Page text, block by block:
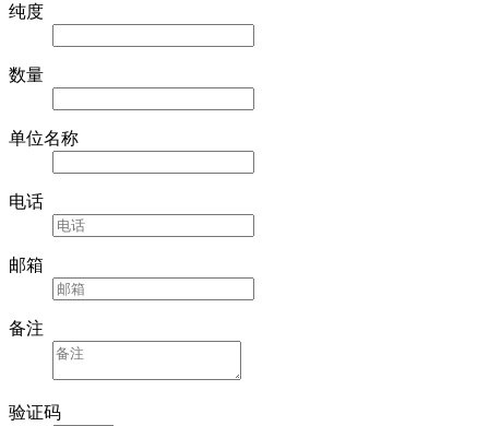
纯度
数量
单位名称
电话
邮箱
备注
验证码